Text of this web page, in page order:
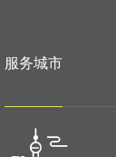
服务城市